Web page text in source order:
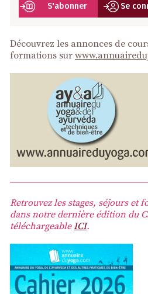
S'abonner Se
Découvrez les annonces de
formations sur
Retrouvez les stages, séjours et
dans notre dernière édition du
téléchargeableICI.